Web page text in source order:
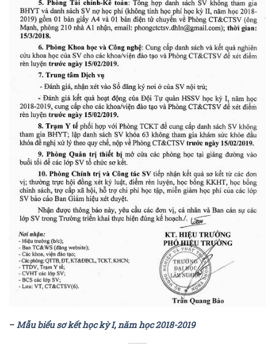
– Mẫu biểu sơ kết học kỳ I, năm học 2018-2019